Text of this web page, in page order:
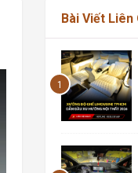
Bài Viết Liên